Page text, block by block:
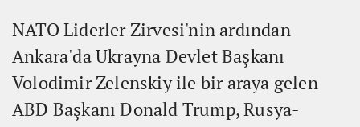
NATO Liderler Zirvesi'nin ardından
Ankara'da Ukrayna Devlet Başkanı
Volodimir Zelenskiy ile bir araya gelen
ABD Başkanı Donald Trump, Rusya-